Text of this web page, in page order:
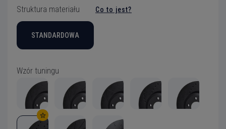
Struktura materiału Co to jest?
STANDARDOWA
Wzór tuningu